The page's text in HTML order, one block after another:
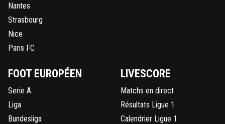
Nantes
Strasbourg
Nice
Paris FC
FOOT EUROPÉEN
Serie A
Liga
Bundesliga
LIVESCORE
Matchs en direct
Résultats Ligue 1
Calendrier Ligue 1